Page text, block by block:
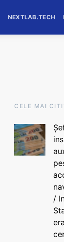
NEXTLAB.TECH
CELE MAI
/